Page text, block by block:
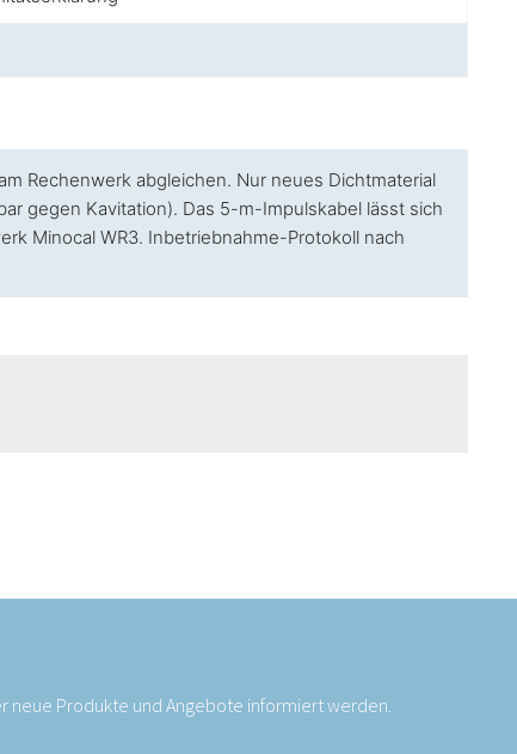
Rechenwerk abgleichen. Nur neues Dichtmaterial
gegen Kavitation). Das 5-m-Impulskabel lässt sich
Minocal WR3. Inbetriebnahme-Protokoll nach
neue Produkte und Angebote informiert werden.